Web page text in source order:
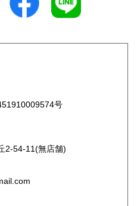
三重県
島根県
愛媛県
号
2-54-11(無店舗)